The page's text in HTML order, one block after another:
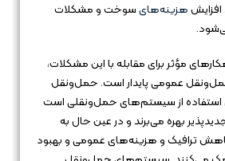
هزینه‌هایسوخت و مشکلات
مؤثر برای مقابله با این مشکلات،
عمومی پایدار است. حمل‌ونقل
استفاده از سیستم‌های حمل‌ونقلی است
بهره می‌برند و در عین حال به
ترافیک و هزینه‌های عمومی و بهبود